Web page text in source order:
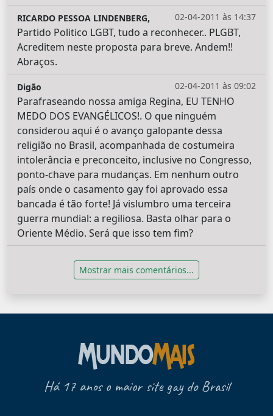
02-04-2011 às 14:37
RICARDO PESSOA LINDENBERG,
Partido Politico LGBT, tudo a reconhecer.. PLGBT,
Acreditem neste proposta para breve. Andem!!
Abraços.
02-04-2011 às 09:02
Digão
Parafraseando nossa amiga Regina, EU TENHO
MEDO DOS EVANGÉLICOS!. O que ninguém
considerou aqui é o avanço galopante dessa
religião no Brasil, acompanhada de costumeira
intolerância e preconceito, inclusive no Congresso,
ponto-chave para mudanças. Em nenhum outro
país onde o casamento gay foi aprovado essa
bancada é tão forte! Já vislumbro uma terceira
guerra mundial: a regiliosa. Basta olhar para o
Oriente Médio. Será que isso tem fim?
Mostrar mais comentários...
Há 17 anos o maior site gay do Brasil